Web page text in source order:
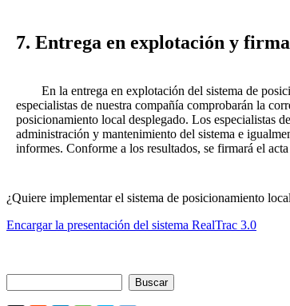
7. Entrega en explotación y
En la entrega en explotación del sistema de
especialistas de nuestra compañía comprobarán la
posicionamiento local desplegado. Los especialistas
administración y mantenimiento del sistema e
informes. Conforme a los resultados, se firmará el
¿Quiere implementar el sistema de posicionamiento
Encargar la presentación del sistema RealTrac 3.0